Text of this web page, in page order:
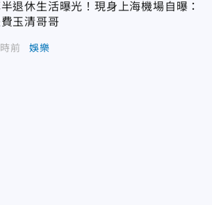
退休生活曝光！現身上海機場自曝：
玉清哥哥
前 娛樂